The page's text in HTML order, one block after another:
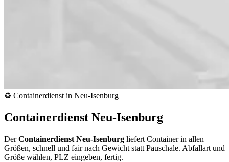
♻️ Containerdienst in Neu-Isenburg
Containerdienst Neu-Isenburg
DerContainerdienst Neu-Isenburg liefert Container in allen
Größen, schnell und fair nach Gewicht statt Pauschale. Abfallart und
Größe wählen, PLZ eingeben, fertig.